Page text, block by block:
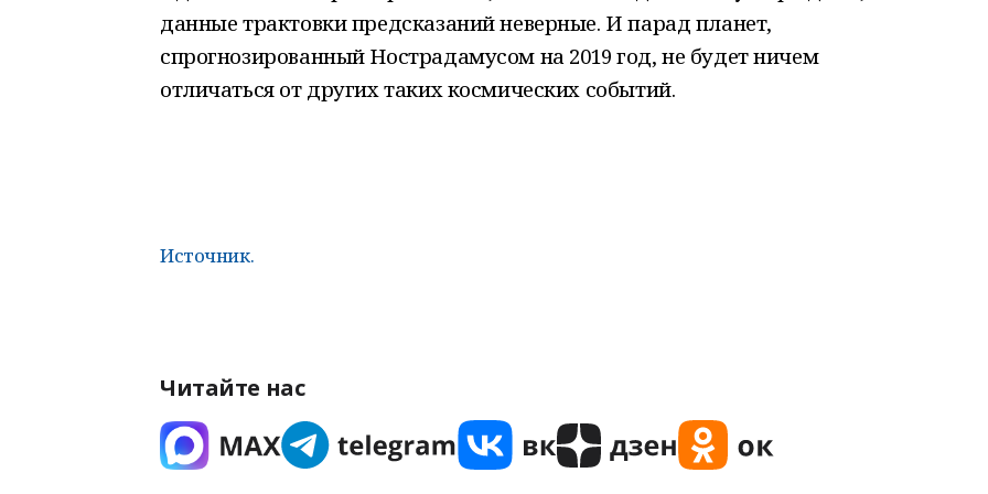
данные трактовки предсказаний неверные. И парад планет,
спрогнозированный Нострадамусом на 2019 год, не будет ничем
отличаться от других таких космических событий.
Источник.
Читайте нас